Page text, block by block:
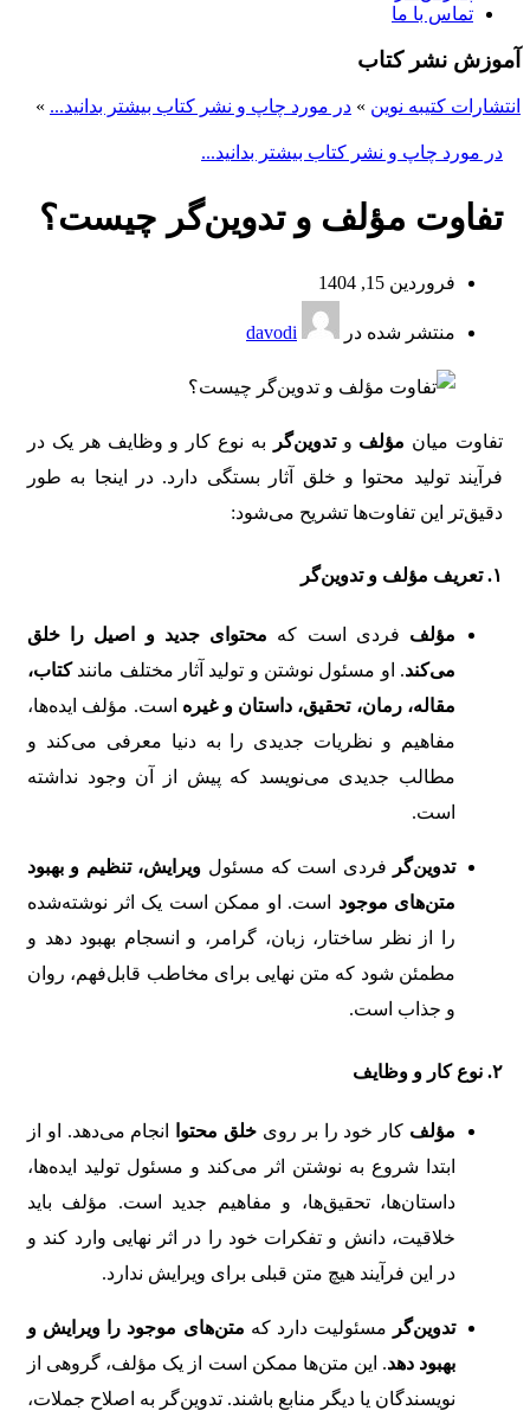
تماس با ما
آموزش نشر کتاب
انتشارات کتیبه نوین » در مورد چاپ و نشر کتاب بیشتر بدانید... »
در مورد چاپ و نشر کتاب بیشتر بدانید...
تفاوت مؤلف و تدوین‌گر چیست؟
فروردین 15, 1404
منتشر شده در davodi
تفاوت میان مؤلف وتدوین‌گر
به نوع کار و وظایف هر یک در
فرآیند تولید محتوا و خلق آثار بستگی دارد. در اینجا به طور
دقیق‌تر این تفاوت‌ها تشریح می‌شود:
۱. تعریف مؤلف و تدوین‌گر
مؤلف فردی است که محتوای جدید و اصیل را خلق
می‌کند. او مسئول نوشتن و تولید آثار مختلف مانندکتاب،
مقاله، رمان، تحقیق، داستان و غیره است. مؤلف ایده‌ها،
مفاهیم و نظریات جدیدی را به دنیا معرفی می‌کند و
مطالب جدیدی می‌نویسد که پیش از آن وجود نداشته
است.
تدوین‌گر فردی است که مسئول ویرایش، تنظیم و بهبود
متن‌های موجود است. او ممکن است یک اثر نوشته‌شده
را از نظر ساختار، زبان، گرامر، و انسجام بهبود دهد و
مطمئن شود که متن نهایی برای مخاطب قابل‌فهم، روان
و جذاب است.
۲. نوع کار و وظایف
مؤلف کار خود را بر روی خلق محتوا
انجام می‌دهد. او از
ابتدا شروع به نوشتن اثر می‌کند و مسئول تولید ایده‌ها،
داستان‌ها، تحقیق‌ها، و مفاهیم جدید است. مؤلف باید
خلاقیت، دانش و تفکرات خود را در اثر نهایی وارد کند و
در این فرآیند هیچ متن قبلی برای ویرایش ندارد.
تدوین‌گر مسئولیت دارد که متن‌های موجود را ویرایش و
بهبود دهد. این متن‌ها ممکن است از یک مؤلف، گروهی از
نویسندگان یا دیگر منابع باشند. تدوین‌گر به اصلاح جملات،